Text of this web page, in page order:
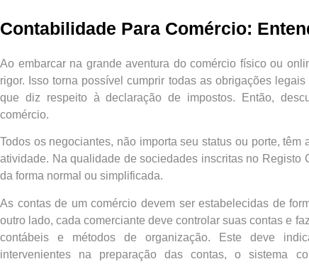
Contabilidade Para Comércio:
Ao embarcar na grande aventura do comércio físico ou
rigor. Isso torna possível cumprir todas as obrigações
que diz respeito à declaração de impostos. Então,
comércio.
Todos os negociantes, não importa seu status ou porte,
atividade. Na qualidade de sociedades inscritas no Registo
da forma normal ou simplificada.
As contas de um comércio devem ser estabelecidas de
outro lado, cada comerciante deve controlar suas contas e
contábeis e métodos de organização. Este deve
intervenientes na preparação das contas, o sistema